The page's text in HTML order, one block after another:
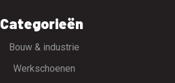
Categorieën
Bouw & industrie
Werkschoenen